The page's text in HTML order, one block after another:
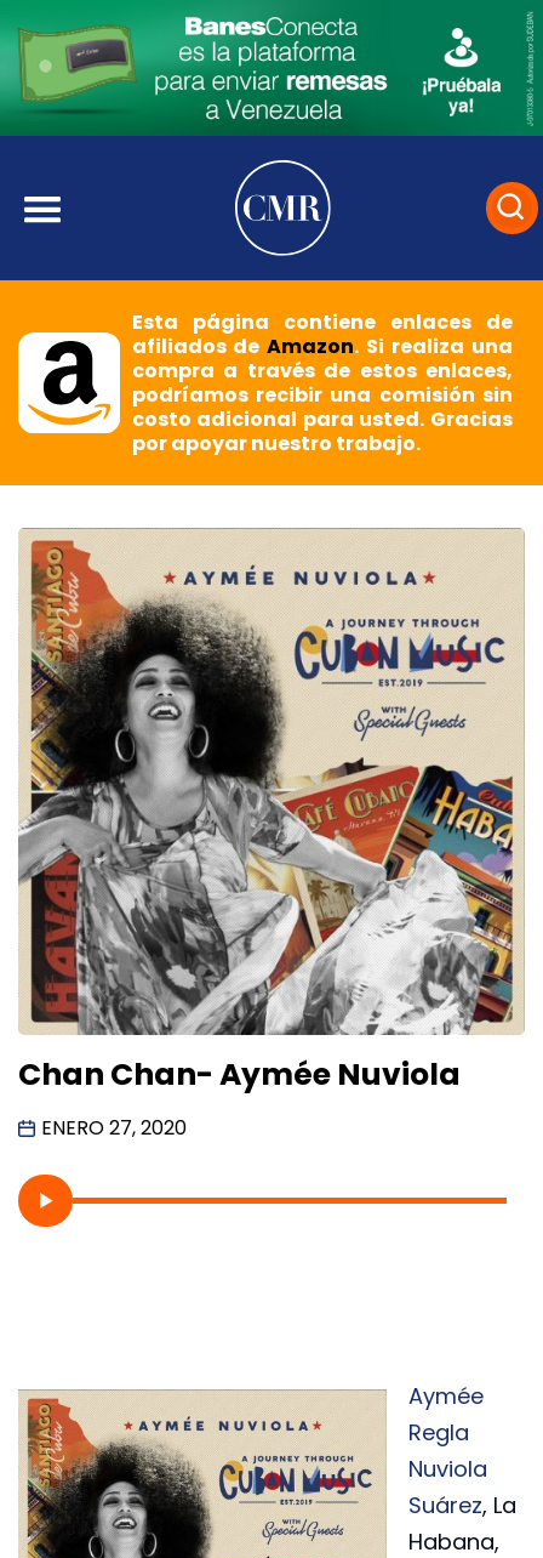
Esta página contiene enlaces de
afiliados deAmazon. Si realiza una
compra a través de estos enlaces,
podríamos recibir una comisión sin
costo adicional para usted. Gracias
por apoyar nuestro trabajo.
Chan Chan- Aymée Nuviola
ENERO 27, 2020
Aymée
Regla
Nuviola
Suárez, La
Habana,